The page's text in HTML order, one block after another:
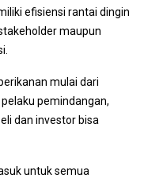
efisiensi rantai dingin
maupun
mulai dari
pemindangan,
dan investor bisa
untuk semua